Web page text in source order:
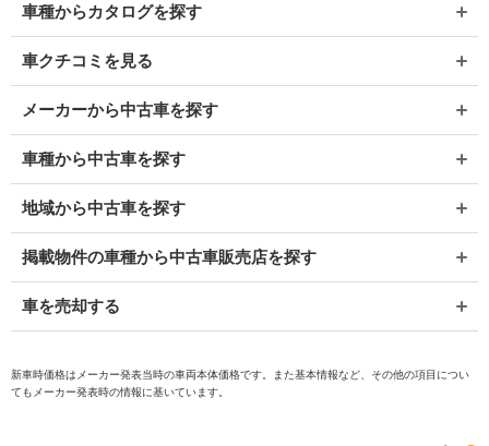
車種からカタログを探す
車クチコミを見る
メーカーから中古車を探す
車種から中古車を探す
地域から中古車を探す
掲載物件の車種から中古車販売店を探す
車を売却する
新車時価格はメーカー発表当時の車両本体価格です。また基本情報など、その他の項目につい
てもメーカー発表時の情報に基いています。